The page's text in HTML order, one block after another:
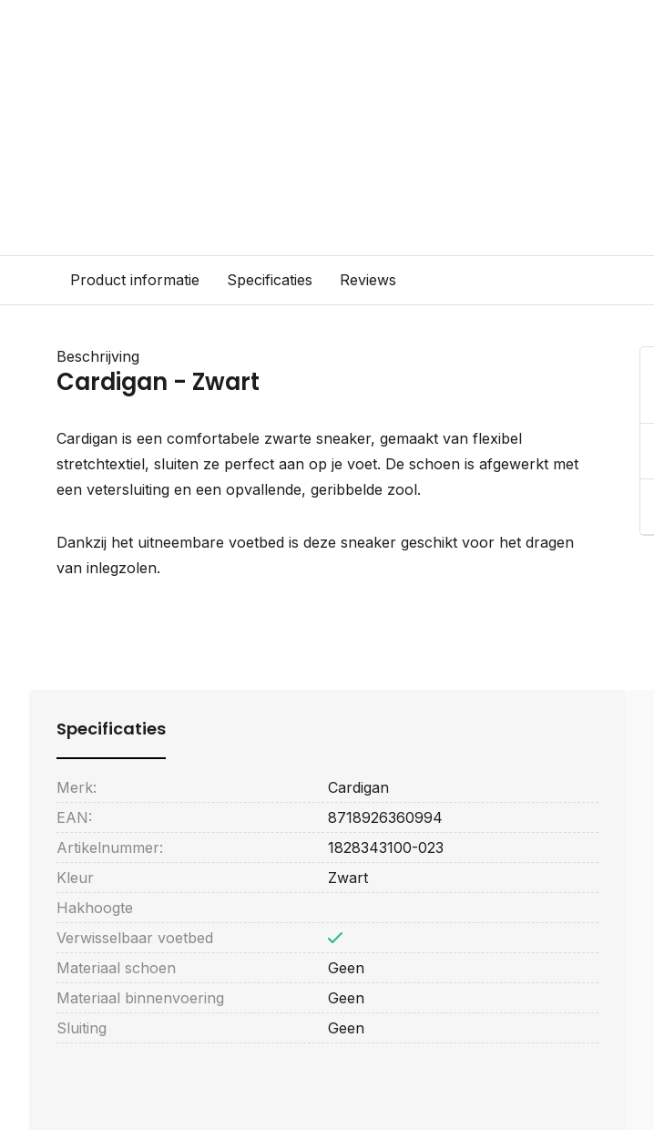
Product informatie Specificaties Reviews
Beschrijving
Cardigan - Zwart
Cardigan is een comfortabele zwarte sneaker, gemaakt van flexibel
stretchtextiel, sluiten ze perfect aan op je voet. De schoen is afgewerkt met
een vetersluiting en een opvallende, geribbelde zool.
Dankzij het uitneembare voetbed is deze sneaker geschikt voor het dragen
van inlegzolen.
Specificaties
Merk:
Cardigan
EAN:
8718926360994
Artikelnummer:
1828343100-023
Kleur
Zwart
Hakhoogte
Verwisselbaar voetbed
Materiaal schoen
Geen
Materiaal binnenvoering
Geen
Sluiting
Geen